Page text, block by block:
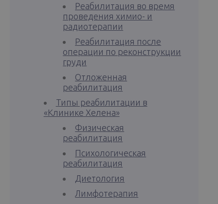
Реабилитация во время
проведения химио- и
радиотерапии
Реабилитация после
операции по реконструкции
груди
Отложенная
реабилитация
Типы реабилитации в
«Клинике Хелена»
Физическая
реабилитация
Психологическая
реабилитация
Диетология
Лимфотерапия